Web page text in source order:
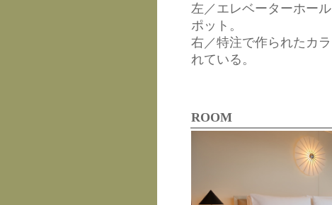
左／エレベーターホー
ポット。
右／特注で作られたカ
れている。
ROOM